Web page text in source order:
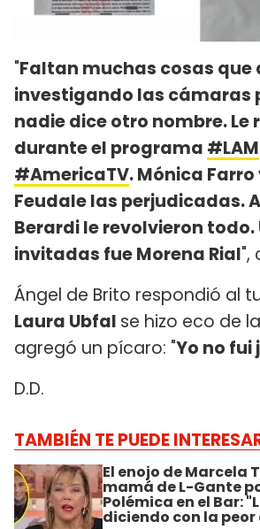
"Faltan muchas cosas que
investigando las cámaras
nadie dice otro nombre. Le
durante el programa #LAM
#AmericaTV. Mónica
Feudale las perjudicadas.
Berardi le revolvieron todo.
invitadas fue Morena Rial",
Ángel de Brito respondió al
Laura Ubfal se hizo eco de
agregó un pícaro: "Yo no fui
D.D.
TAMBIÉN TE PUEDE
El enojo de Marcela
mamá de L-Gante
Polémica en el Bar:
diciendo con la peor